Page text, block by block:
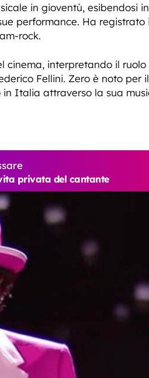
in gioventù, esibendosi
performance. Ha
rock.
cinema, interpretando il
Fellini. Zero è noto per
Italia attraverso la sua
privata del cantante